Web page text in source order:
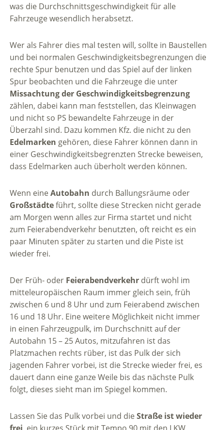
was die Durchschnittsgeschwindigkeit für alle
Fahrzeuge wesendlich herabsetzt.
Wer als Fahrer dies mal testen will, sollte in Baustellen
und bei normalen Geschwindigkeitsbegrenzungen die
rechte Spur benutzen und das Spiel auf der linken
Spur beobachten und die Fahrzeuge die unter
Missachtung der Geschwindigkeitsbegrenzung
zählen, dabei kann man feststellen, das Kleinwagen
und nicht so PS bewandelte Fahrzeuge in der
Überzahl sind. Dazu kommen Kfz. die nicht zu den
Edelmarken gehören, diese Fahrer können dann in
einer Geschwindigkeitsbegrenzten Strecke beweisen,
dass Edelmarken auch überholt werden können.
Wenn eineAutobahn durch Ballungsräume oder
Großstädteführt, sollte diese Strecken nicht gerade
am Morgen wenn alles zur Firma startet und nicht
zum Feierabendverkehr benutzten, oft reicht es ein
paar Minuten später zu starten und die Piste ist
wieder frei.
Der Früh- oder Feierabendverkehr dürft wohl im
mitteleuropäischen Raum immer gleich sein, früh
zwischen 6 und 8 Uhr und zum Feierabend zwischen
16 und 18 Uhr. Eine weitere Möglichkeit nicht immer
in einen Fahrzeugpulk, im Durchschnitt auf der
Autobahn 15 – 25 Autos, mitzufahren ist das
Platzmachen rechts rüber, ist das Pulk der sich
jagenden Fahrer vorbei, ist die Strecke wieder frei, es
dauert dann eine ganze Weile bis das nächste Pulk
folgt, dieses sieht man im Spiegel kommen.
Lassen Sie das Pulk vorbei und dieStraße ist wieder